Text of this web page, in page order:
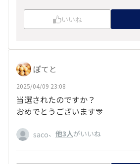
いいね
ぽてと
2025/04/09 23:08
当選されたのですか？
おめでとうございます🎊
saco、 他3人がいいね